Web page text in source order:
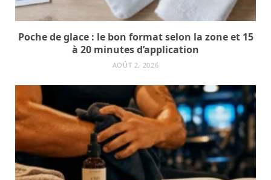
Poche de glace : le bon format selon la zone et 15
à 20 minutes d’application
AOÛT 2, 2026